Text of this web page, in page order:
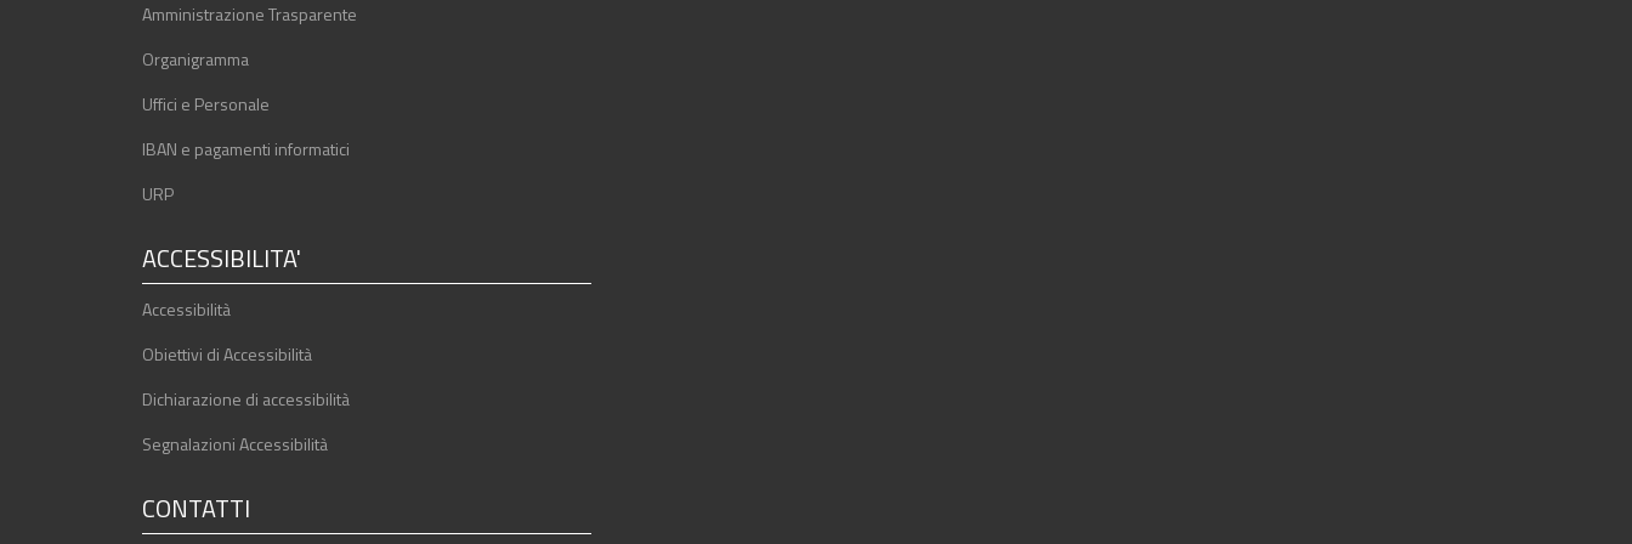
Amministrazione Trasparente
Organigramma
Uffici e Personale
IBAN e pagamenti informatici
URP
ACCESSIBILITA'
Accessibilità
Obiettivi di Accessibilità
Dichiarazione di accessibilità
Segnalazioni Accessibilità
CONTATTI